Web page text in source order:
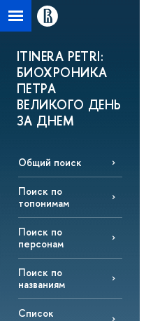
ITINERA PETRI:
БИОХРОНИКА
ПЕТРА
ВЕЛИКОГО ДЕНЬ
ЗА ДНЕМ
Общий поиск
Поиск по
топонимам
Поиск по
персонам
Поиск по
названиям
Список